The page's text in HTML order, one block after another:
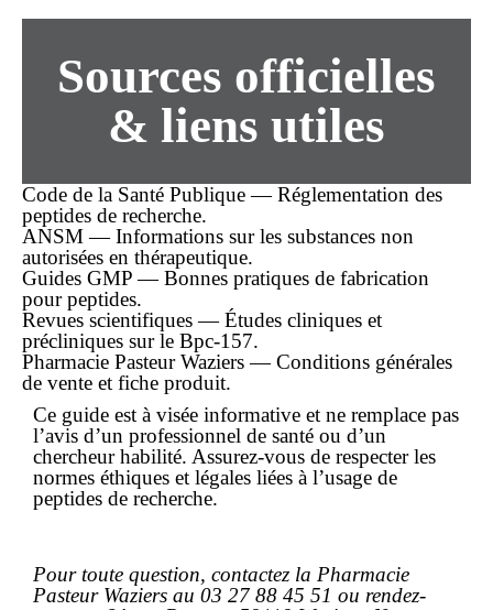
Sources officielles
& liens utiles
Code de la Santé Publique — Réglementation des
peptides de recherche.
ANSM — Informations sur les substances non
autorisées en thérapeutique.
Guides GMP — Bonnes pratiques de fabrication
pour peptides.
Revues scientifiques — Études cliniques et
précliniques sur le Bpc-157.
Pharmacie Pasteur Waziers — Conditions générales
de vente et fiche produit.
Ce guide est à visée informative et ne remplace pas
l’avis d’un professionnel de santé ou d’un
chercheur habilité. Assurez-vous de respecter les
normes éthiques et légales liées à l’usage de
peptides de recherche.
Pour toute question, contactez la Pharmacie
Pasteur Waziers au 03 27 88 45 51 ou rendez-